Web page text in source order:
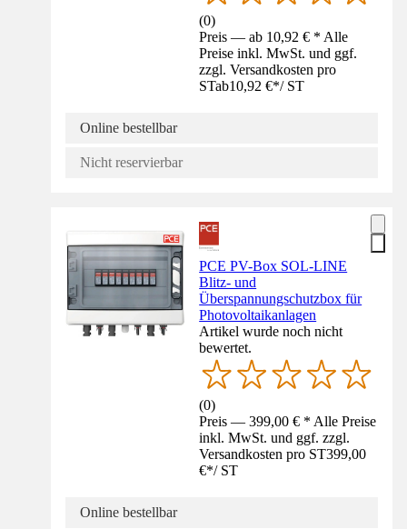
(0)
Preis — ab 10,92 € * Alle
Preise inkl. MwSt. und ggf.
zzgl. Versandkosten pro
STab10,92 €*/ ST
Online bestellbar
Nicht reservierbar
PCE PV-Box SOL-LINE
Blitz- und
Überspannungschutzbox für
Photovoltaikanlagen
Artikel wurde noch nicht
bewertet.
(0)
Preis — 399,00 € * Alle Preise
inkl. MwSt. und ggf. zzgl.
Versandkosten pro ST399,00
€*/ ST
Online bestellbar